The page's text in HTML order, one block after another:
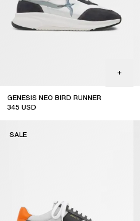
GENESIS NEO BIRD RUNNER
345 USD
SALE